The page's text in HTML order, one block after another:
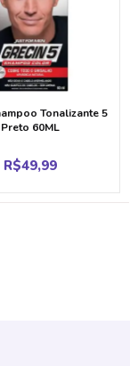
Preto 60ML
R$49,99